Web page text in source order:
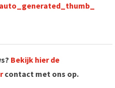
Bekijk hier de
contact met ons op.